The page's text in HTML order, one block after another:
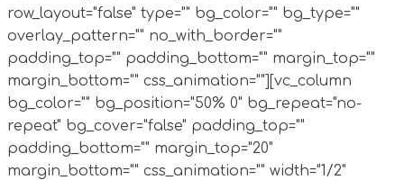
row_layout="false" type="" bg_color="" bg_type=""
overlay_pattern="" no_with_border=""
padding_top="" padding_bottom="" margin_top=""
margin_bottom="" css_animation=""][vc_column
bg_color="" bg_position="50% 0" bg_repeat="no-
repeat" bg_cover="false" padding_top=""
padding_bottom="" margin_top="20"
margin_bottom="" css_animation="" width="1/2"